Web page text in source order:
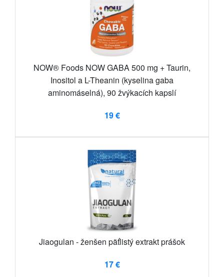
NOW® Foods NOW GABA 500 mg + Taurin,
Inositol a L-Theanin (kyselina gaba
aminomáselná), 90 žvýkacích kapslí
19 €
Jiaogulan - ženšen päťlistý extrakt prášok
17 €